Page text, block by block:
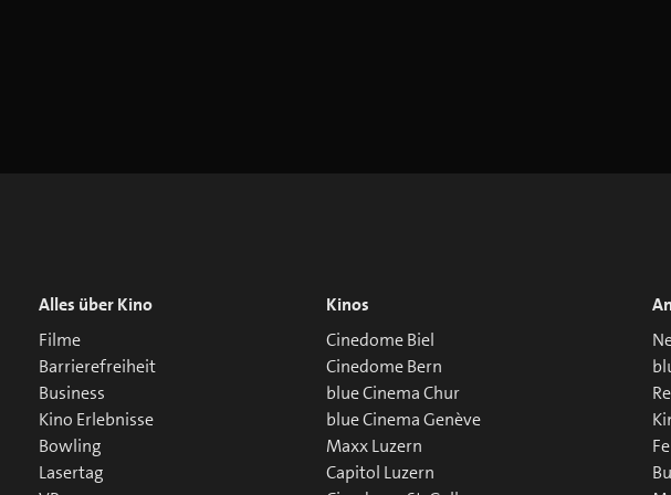
Alles über Kino
Filme
Barrierefreiheit
Business
Kino Erlebnisse
Bowling
Lasertag
Kinos
Cinedome Biel
Cinedome Bern
blue Cinema Chur
blue Cinema Genève
Maxx Luzern
Capitol Luzern